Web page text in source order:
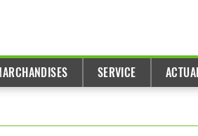
SERVICE